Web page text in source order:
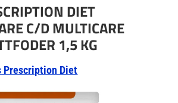
DIET
C/D MULTICARE
1,5 KG
Prescription Diet